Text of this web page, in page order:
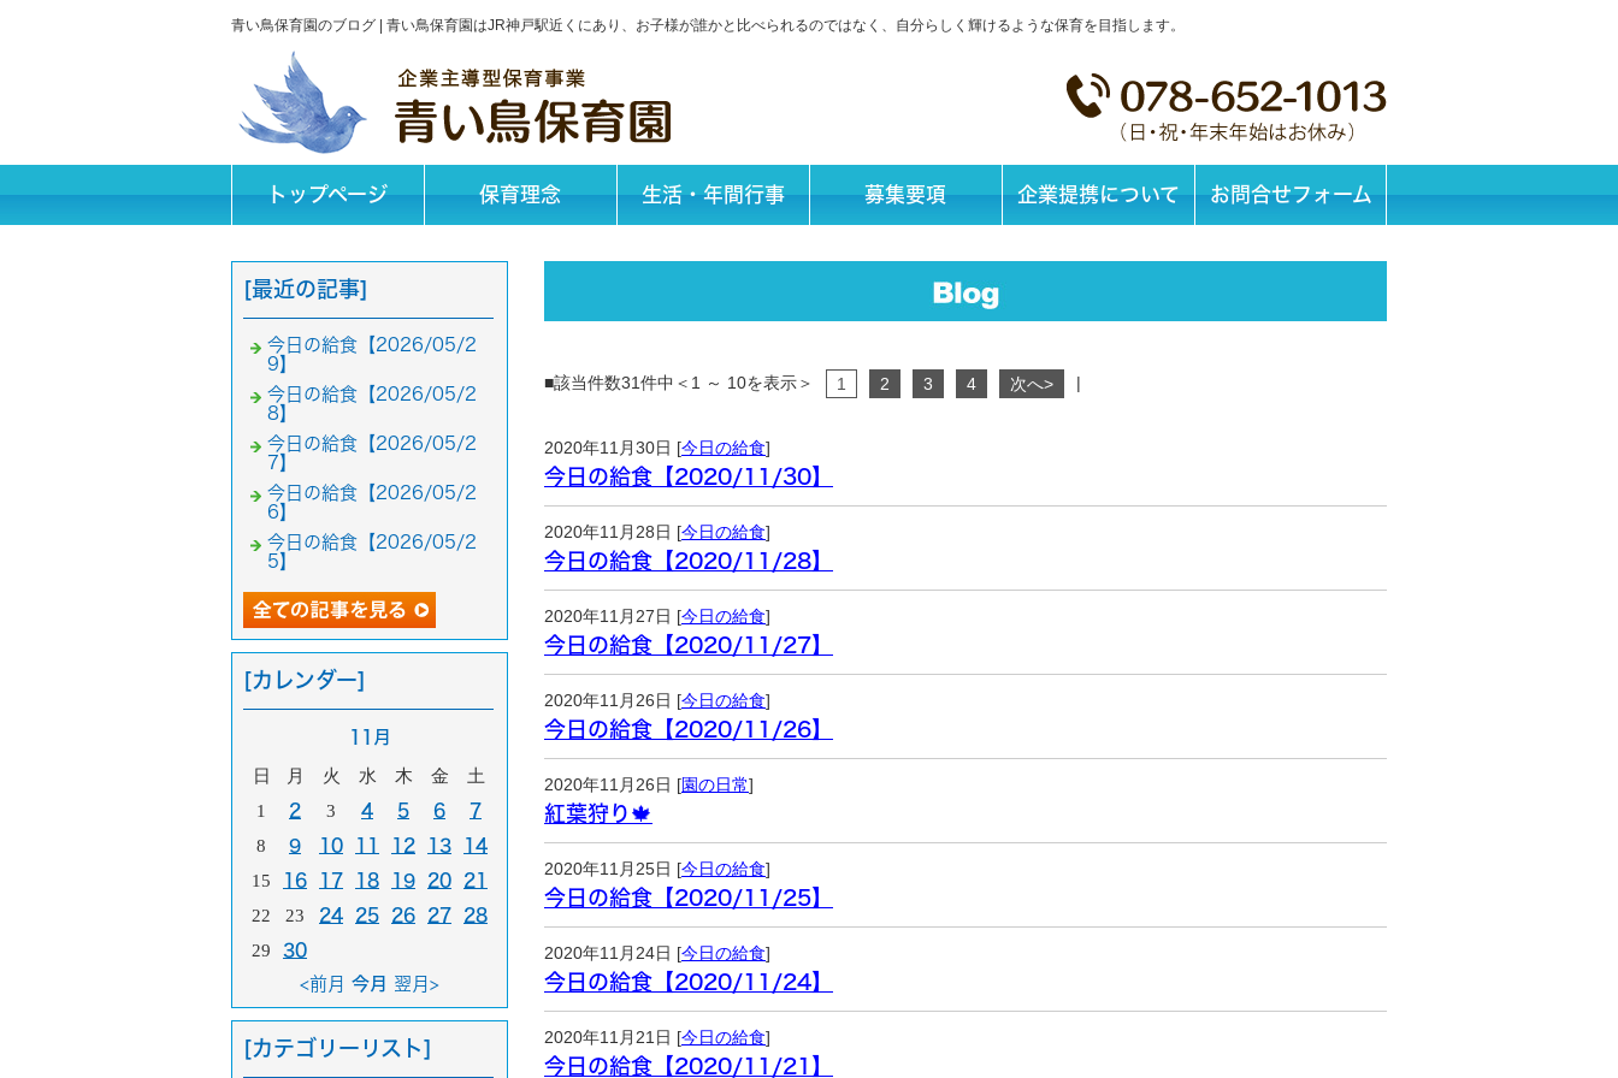
青い鳥保育園のブログ | 青い鳥保育園はJR神戸駅近くにあり、お子様が誰かと比べられるのではなく、自分らしく輝けるような保育を目指します。
トップページ 保育理念 生活・年間行事 募集要項 企業提携について お問合せフォーム
■該当件数31件中＜1 ～ 10を表示＞ |
1 2 3 4 次へ>
2020年11月30日 [今日の給食]
今日の給食【2020/11/30】
2020年11月28日 [今日の給食]
今日の給食【2020/11/28】
2020年11月27日 [今日の給食]
今日の給食【2020/11/27】
2020年11月26日 [今日の給食]
今日の給食【2020/11/26】
2020年11月26日 [園の日常]
紅葉狩り🍁
2020年11月25日 [今日の給食]
今日の給食【2020/11/25】
2020年11月24日 [今日の給食]
今日の給食【2020/11/24】
2020年11月21日 [今日の給食]
今日の給食【2020/11/21】
[最近の記事]
今日の給食【2026/05/2
9】
今日の給食【2026/05/2
8】
今日の給食【2026/05/2
7】
今日の給食【2026/05/2
6】
今日の給食【2026/05/2
5】
[カレンダー]
11月
日 月 火 水 木 金
土
1
2 3 4 5 6 7
8 9 10 11 12 13 14
15 16 17 18 19 20 21
22 23 24 25 26 27 28
29
30
<前月 今月 翌月>
[カテゴリーリスト]